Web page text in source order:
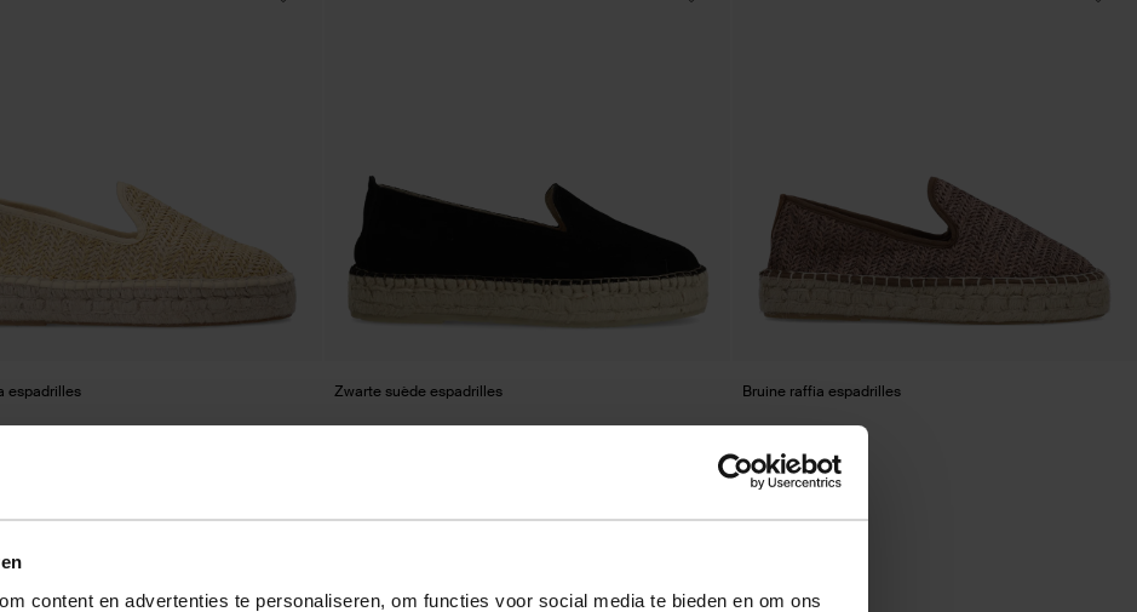
content en advertenties te personaliseren, om functies voor social media te bieden en om ons
espadrilles Zwarte suède espadrilles Bruine raffia espadrilles